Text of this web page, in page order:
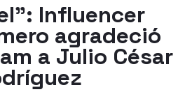
Influencer
agradeció
a Julio César